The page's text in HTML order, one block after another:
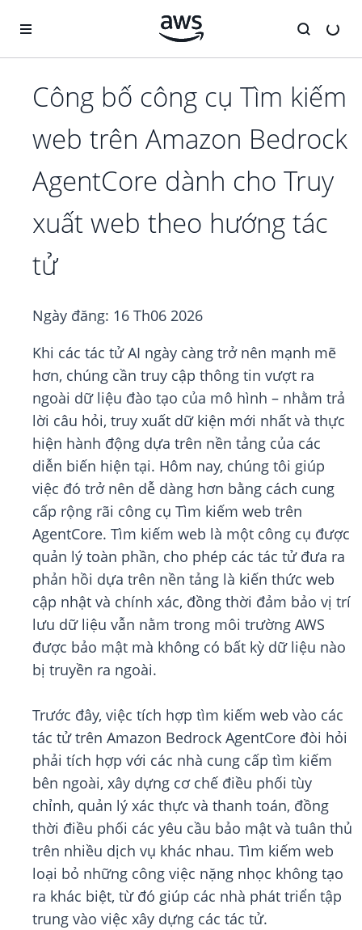
Công bố công cụ Tìm kiếm
web trên Amazon Bedrock
AgentCore dành cho Truy
xuất web theo hướng tác
tử
Ngày đăng: 16 Th06 2026
Khi các tác tử AI ngày càng trở nên mạnh mẽ
hơn, chúng cần truy cập thông tin vượt ra
ngoài dữ liệu đào tạo của mô hình – nhằm trả
lời câu hỏi, truy xuất dữ kiện mới nhất và thực
hiện hành động dựa trên nền tảng của các
diễn biến hiện tại. Hôm nay, chúng tôi giúp
việc đó trở nên dễ dàng hơn bằng cách cung
cấp rộng rãi công cụ Tìm kiếm web trên
AgentCore. Tìm kiếm web là một công cụ được
quản lý toàn phần, cho phép các tác tử đưa ra
phản hồi dựa trên nền tảng là kiến thức web
cập nhật và chính xác, đồng thời đảm bảo vị trí
lưu dữ liệu vẫn nằm trong môi trường AWS
được bảo mật mà không có bất kỳ dữ liệu nào
bị truyền ra ngoài.
Trước đây, việc tích hợp tìm kiếm web vào các
tác tử trên Amazon Bedrock AgentCore đòi hỏi
phải tích hợp với các nhà cung cấp tìm kiếm
bên ngoài, xây dựng cơ chế điều phối tùy
chỉnh, quản lý xác thực và thanh toán, đồng
thời điều phối các yêu cầu bảo mật và tuân thủ
trên nhiều dịch vụ khác nhau. Tìm kiếm web
loại bỏ những công việc nặng nhọc không tạo
ra khác biệt, từ đó giúp các nhà phát triển tập
trung vào việc xây dựng các tác tử.